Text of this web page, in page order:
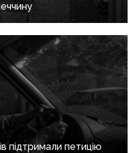
підтримали петицію